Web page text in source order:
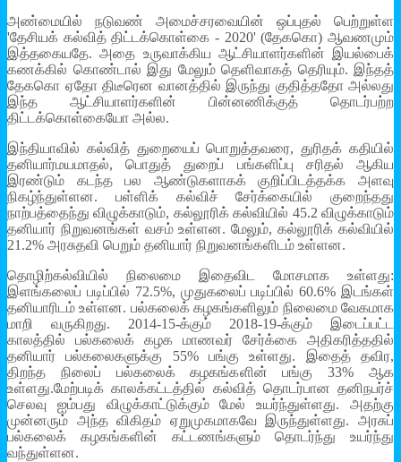
அண்மையில் நடுவண் அமைச்சரவையின் ஒப்புதல் பெற்றுள்ள
'தேசியக் கல்வித் திட்டக்கொள்கை - 2020' (தேககொ) ஆவணமும்
இத்தகையதே. அதை உருவாக்கிய ஆட்சியாளர்களின் இயல்பைக்
கணக்கில் கொண்டால் இது மேலும் தெளிவாகத் தெரியும். இந்தத்
தேககொ ஏதோ திடீரென வானத்தில் இருந்து குதித்ததோ அல்லது
இந்த ஆட்சியாளர்களின் பின்னணிக்குத் தொடர்பற்ற
திட்டக்கொள்கையோ அல்ல.
இந்தியாவில் கல்வித் துறையைப் பொறுத்தவரை, துரிதக் கதியில்
தனியார்மயமாதல், பொதுத் துறைப் பங்களிப்பு சரிதல் ஆகிய
இரண்டும் கடந்த பல ஆண்டுகளாகக் குறிப்பிடத்தக்க அளவு
நிகழ்ந்துள்ளன. பள்ளிக் கல்விச் சேர்க்கையில் குறைந்தது
நாற்பத்தைந்து விழுக்காடும், கல்லூரிக் கல்வியில் 45.2 விழுக்காடும்
தனியார் நிறுவனங்கள் வசம் உள்ளன. மேலும், கல்லூரிக் கல்வியில்
21.2% அரசுதவி பெறும் தனியார் நிறுவனங்களிடம் உள்ளன.
தொழிற்கல்வியில் நிலைமை இதைவிட மோசமாக உள்ளது:
இளங்கலைப் படிப்பில் 72.5%, முதுகலைப் படிப்பில் 60.6% இடங்கள்
தனியாரிடம் உள்ளன. பல்கலைக் கழகங்களிலும் நிலைமை வேகமாக
மாறி வருகிறது. 2014-15-க்கும் 2018-19-க்கும் இடைப்பட்ட
காலத்தில் பல்கலைக் கழக மாணவர் சேர்க்கை அதிகரித்ததில்
தனியார் பல்கலைகளுக்கு 55% பங்கு உள்ளது. இதைத் தவிர,
திறந்த நிலைப் பல்கலைக் கழகங்களின் பங்கு 33% ஆக
உள்ளது.மேற்படிக் காலக்கட்டத்தில் கல்வித் தொடர்பான தனிநபர்ச்
செலவு ஐம்பது விழுக்காட்டுக்கும் மேல் உயர்ந்துள்ளது. அதற்கு
முன்னரும் அந்த விகிதம் ஏறுமுகமாகவே இருந்துள்ளது. அரசுப்
பல்கலைக் கழகங்களின் கட்டணங்களும் தொடர்ந்து உயர்ந்து
வந்துள்ளன.